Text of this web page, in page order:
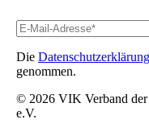
Die Datenschutzerklärung
genommen.
© 2026 VIK Verband
e.V.